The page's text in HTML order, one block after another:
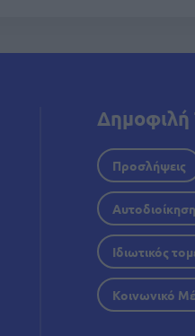
Δημοφιλή
Προσλήψεις
Αυτοδιοίκηση
Ιδιωτικός
Κοινωνικό